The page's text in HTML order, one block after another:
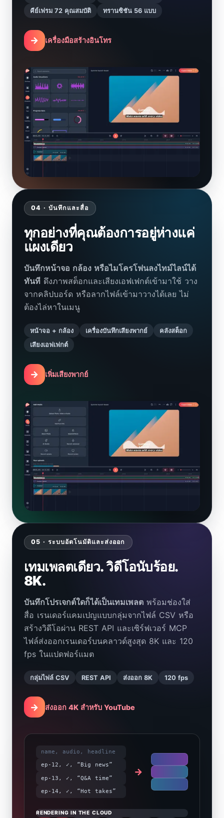
คีย์เฟรม 72 คุณสมบัติ
ทรานซิชัน 56 แบบ
→ เครื่องมือสร้างอินโทร
04 · บันทึกและสื่อ
ทุกอย่างที่คุณต้องการอยู่ห่างแค่
แผงเดียว
บันทึกหน้าจอ กล้อง หรือไมโครโฟนลงไทม์ไลน์ได้
ทันที ดึงภาพสต็อกและเสียงเอฟเฟกต์เข้ามาใช้ วาง
จากคลิปบอร์ด หรือลากไฟล์เข้ามาวางได้เลย ไม่
ต้องไล่หาในเมนู
หน้าจอ + กล้อง เครื่องบันทึกเสียงพากย์
คลังสต็อก
เสียงเอฟเฟกต์
→ เพิ่มเสียงพากย์
05 · ระบบอัตโนมัติและส่งออก
เทมเพลตเดียว. วิดีโอนับร้อย.
8K.
บันทึกโปรเจกต์ใดก็ได้เป็นเทมเพลต พร้อมช่องใส่
สื่อ เรนเดอร์แคมเปญแบบกลุ่มจากไฟล์ CSV หรือ
สร้างวิดีโอผ่าน REST API และเซิร์ฟเวอร์ MCP
ไฟล์ส่งออกเรนเดอร์บนคลาวด์สูงสุด 8K และ 120
fps ในแปดฟอร์แมต
กลุ่มไฟล์ CSV REST API ส่งออก 8K 120 fps
→ ส่งออก 4K สำหรับ YouTube
name, audio, headline
ep-12, ✓, “Big news”
ep-13, ✓, “Q&A time”
ep-14, ✓, “Hot takes”
→